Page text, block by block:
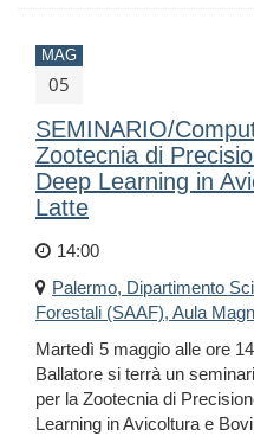
MAG
05
SEMINARIO/
Zootecnia di
Deep Learning in
Latte
14:00
Palermo, Dipartimento
Forestali (SAAF), Aula
Martedì 5 maggio alle ore
Ballatore si terrà un
per la Zootecnia di
Learning in Avicoltura e